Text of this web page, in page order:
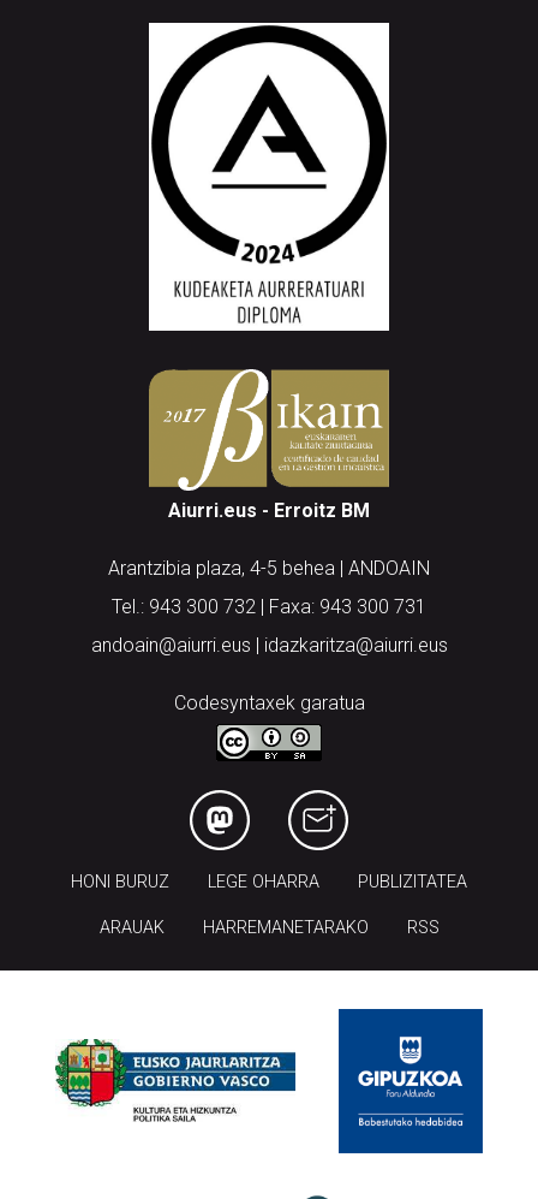
Aiurri.eus - Erroitz BM
Arantzibia plaza, 4-5 behea | ANDOAIN
Tel.: 943 300 732 | Faxa: 943 300 731
andoain@aiurri.eus | idazkaritza@aiurri.eus
Codesyntaxek garatua
HONI BURUZ LEGE OHARRA PUBLIZITATEA
ARAUAK HARREMANETARAKO RSS